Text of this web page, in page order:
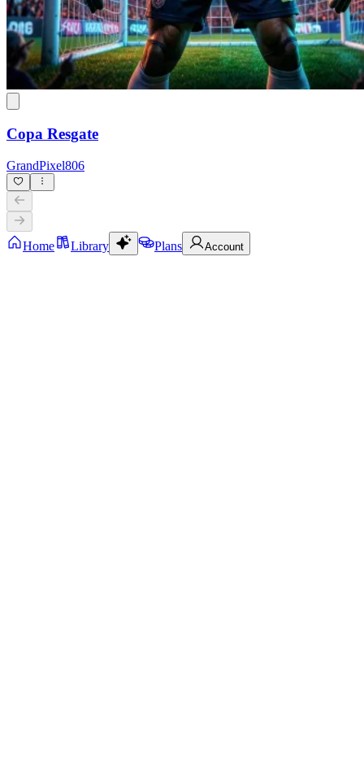
Copa Resgate
GrandPixel806
Home Library Plans Account